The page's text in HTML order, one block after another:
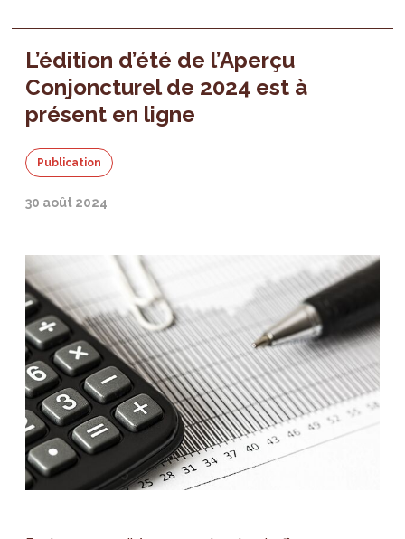
L’édition d’été de l’Aperçu
Conjoncturel de 2024 est à
présent en ligne
Publication
30 août 2024